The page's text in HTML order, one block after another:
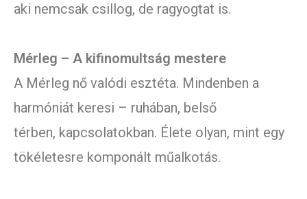
aki nemcsak csillog, de ragyogtat is.
Mérleg – A kifinomultság mestere
A Mérleg nő valódi esztéta. Mindenben a
harmóniát keresi – ruhában, belső
térben, kapcsolatokban. Élete olyan, mint egy
tökéletesre komponált műalkotás.